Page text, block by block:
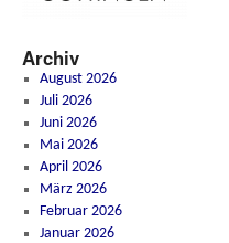
Archiv
August 2026
Juli 2026
Juni 2026
Mai 2026
April 2026
März 2026
Februar 2026
Januar 2026